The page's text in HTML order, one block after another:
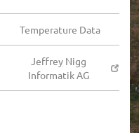
Temperature Data
Jeffrey Nigg
Informatik AG